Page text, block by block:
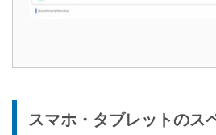
スマホ・タブレットのス